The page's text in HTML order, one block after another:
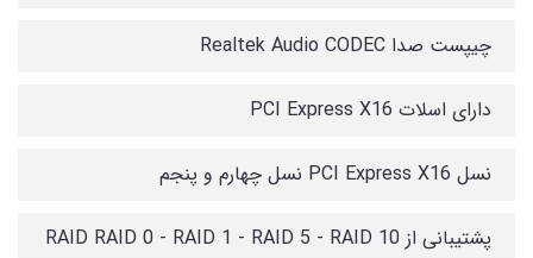
چیپست صدا Realtek Audio CODEC
دارای اسلات PCI Express X16
نسل PCI Express X16 نسل چهارم و پنجم
پشتیبانی از RAID RAID 0 - RAID 1 - RAID 5 - RAID 10